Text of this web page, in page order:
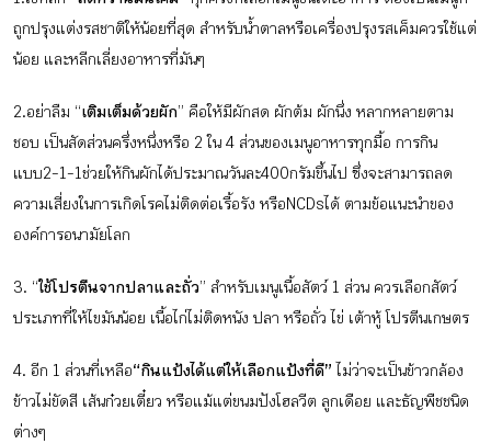
TH EN
ถูกปรุงแต่งรสชาติให้น้อยที่สุด สำหรับน้ำตาลหรือเครื่องปรุงรสเค็มควรใช้แต่
น้อย และหลีกเลี่ยงอาหารที่มันๆ
2. อย่าลืม “เติมเต็มด้วยผัก” คือให้มีผักสด ผักต้ม ผักนึ่ง หลากหลายตาม
ชอบ เป็นสัดส่วนครึ่งหนึ่งหรือ 2 ใน 4 ส่วนของเมนูอาหารทุกมื้อ การกิน
แบบ 2-1-1 ช่วยให้กินผักได้ประมาณวันละ 400 กรัมขึ้นไป ซึ่งจะสามารถลด
ความเสี่ยงในการเกิดโรคไม่ติดต่อเรื้อรัง หรือ NCDs ได้ ตามข้อแนะนำของ
องค์การอนามัยโลก
3. “ใช้โปรตีนจากปลาและถั่ว” สำหรับเมนูเนื้อสัตว์ 1 ส่วน ควรเลือกสัตว์
ประเภทที่ให้ไขมันน้อย เนื้อไก่ไม่ติดหนัง ปลา หรือถั่ว ไข่ เต้าหู้ โปรตีนเกษตร
4. อีก 1 ส่วนที่เหลือ“กินแป้งได้แต่ให้เลือกแป้งที่ดี” ไม่ว่าจะเป็นข้าวกล้อง
ข้าวไม่ขัดสี เส้นก๋วยเตี๋ยว หรือแม้แต่ขนมปังโฮลวีต ลูกเดือย และธัญพืชชนิด
ต่างๆ